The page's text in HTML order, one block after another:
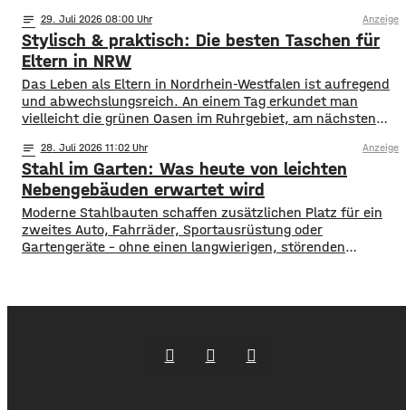
Leuchten sind das über 7.000 Kilowattstunden – nur fürs
Licht. Die Rechnung ist einfacher als ihr Ruf Man braucht
dafür keine Software. Leistung in
notes 29. Juli 2026 08:00 Anzeige
Stylisch & praktisch: Die besten Taschen für
Eltern in NRW
Das Leben als Eltern in Nordrhein-Westfalen ist aufregend
und abwechslungsreich. An einem Tag erkundet man
vielleicht die grünen Oasen im Ruhrgebiet, am nächsten
Düsseldorf. Spontaneität ist gefragt, aber gute
Vorbereitung ist alles. Wer mit Kindern unterwegs ist,
weiß, dass man für alle Eventualitäten gewappnet sein
muss –
notes 28. Juli 2026 11:02 Anzeige
Stahl im Garten: Was heute von leichten
Nebengebäuden erwartet wird
Moderne Stahlbauten schaffen zusätzlichen Platz für ein
zweites Auto, Fahrräder, Sportausrüstung oder
Gartengeräte – ohne einen langwierigen, störenden